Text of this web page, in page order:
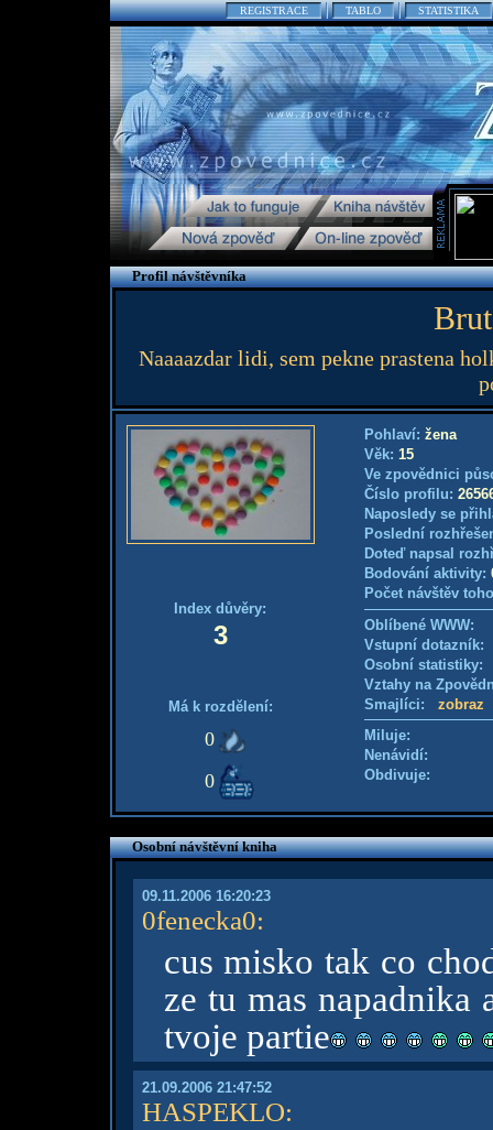
REGISTRACE TABLO STATISTIKA
Profil návštěvníka
Naaaazdar lidi, sem pekne prastena
Index důvěry:
3
Má k rozdělení:
0
0
Pohlaví: žena
Věk: 15
Ve zpovědnici
Číslo profilu:
Naposledy se
Poslední
Doteď napsal
Bodování aktivity:
Počet návštěv
Oblíbené WWW:
Vstupní
Osobní
Vztahy na
Smajlíci: zobraz
Miluje:
Nenávidí:
Obdivuje:
Osobní návštěvní kniha
09.11.2006 16:20:23
0fenecka0:
cus misko tak co
ze tu mas napadnika
tvoje partie
21.09.2006 21:47:52
HASPEKLO: